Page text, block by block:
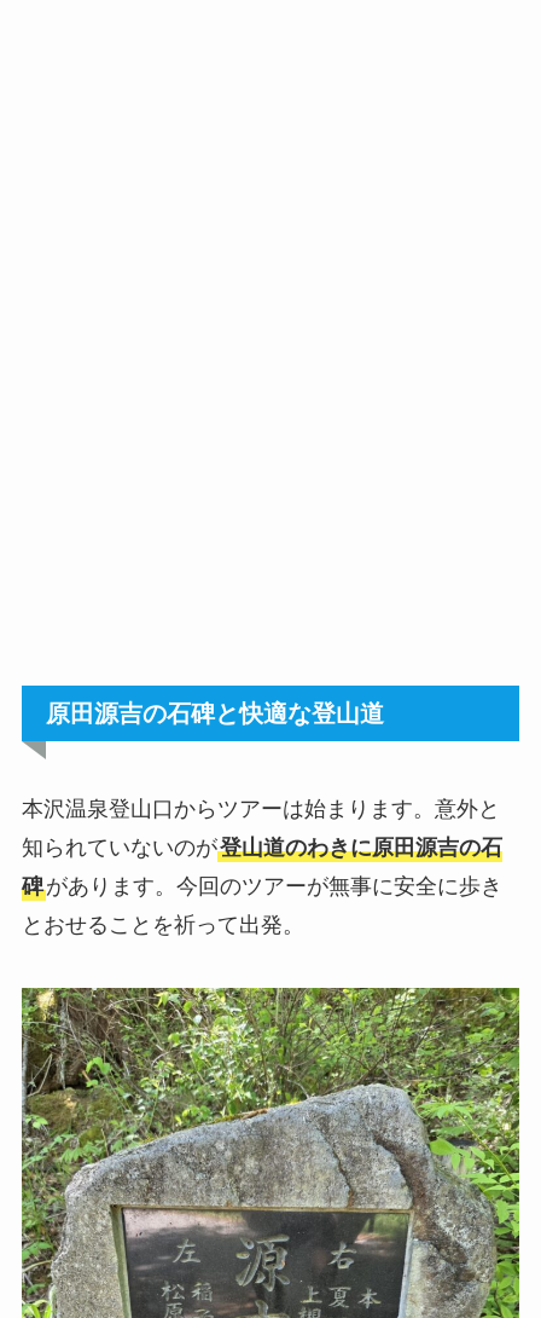
原田源吉の石碑と快適な登山道
本沢温泉登山口からツアーは始まります。意外と
知られていないのが登山道のわきに原田源吉の石
碑があります。今回のツアーが無事に安全に歩き
とおせることを祈って出発。